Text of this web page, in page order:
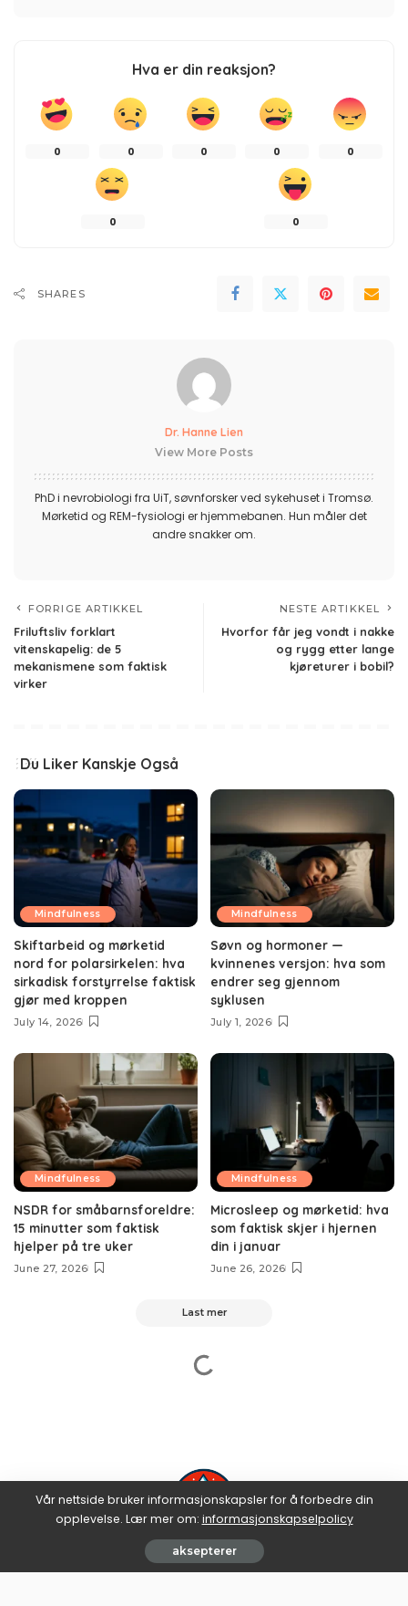
Hva er din reaksjon?
0 0 0 0 0
0 0
SHARES
Dr. Hanne Lien
View More Posts
PhD i nevrobiologi fra UiT, søvnforsker ved sykehuset i Tromsø.
Mørketid og REM-fysiologi er hjemmebanen. Hun måler det
andre snakker om.
FORRIGE ARTIKKEL
Friluftsliv forklart
vitenskapelig: de 5
mekanismene som faktisk
virker
NESTE ARTIKKEL
Hvorfor får jeg vondt i nakke
og rygg etter lange
kjøreturer i bobil?
Du Liker Kanskje Også
Mindfulness
Skiftarbeid og mørketid
nord for polarsirkelen: hva
sirkadisk forstyrrelse faktisk
gjør med kroppen
July 14, 2026
Mindfulness
Søvn og hormoner —
kvinnenes versjon: hva som
endrer seg gjennom
syklusen
July 1, 2026
Mindfulness
NSDR for småbarnsforeldre:
15 minutter som faktisk
hjelper på tre uker
June 27, 2026
Mindfulness
Microsleep og mørketid: hva
som faktisk skjer i hjernen
din i januar
June 26, 2026
Last mer
Vår nettside bruker informasjonskapsler for å forbedre din
opplevelse. Lær mer om: informasjonskapselpolicy
aksepterer